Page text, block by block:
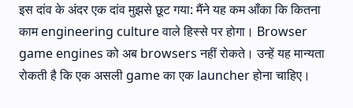
इस दांव के अंदर एक दांव मुझसे छूट गया: मैंने यह कम आँका कि कितना
काम engineering culture वाले हिस्से पर होगा। Browser
game engines को अब browsers नहीं रोकते। उन्हें यह मान्यता
रोकती है कि एक असली game का एक launcher होना चाहिए।